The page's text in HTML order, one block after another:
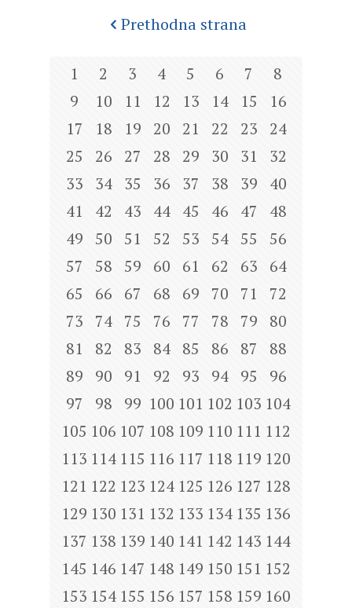
Prethodna strana
1 2 3 4 5 6 7
8
9
10 11 12 13 14 15
16
17
18 19 20 21 22 23
24
25
26 27 28 29 30 31
32
33
34 35 36 37 38 39
40
41
42 43 44 45 46 47
48
49
50 51 52 53 54 55
56
57
58 59 60 61 62 63
64
65
66 67 68 69 70 71
72
73
74 75 76 77 78 79
80
81
82 83 84 85 86 87
88
89
90 91 92 93 94 95
96
97
98 99 100 101 102 103 104
105 106 107 108 109 110 111 112
113 114 115 116 117 118 119 120
121 122 123 124 125 126 127 128
129 130 131 132 133 134 135 136
137 138 139 140 141 142 143 144
145 146 147 148 149 150 151 152
153 154 155 156 157 158 159 160